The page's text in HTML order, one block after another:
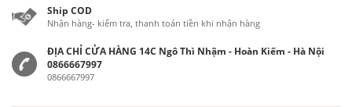
Ship COD
Nhận hàng- kiểm tra, thanh toán tiền khi nhận hàng
ĐỊA CHỈ CỬA HÀNG 14C Ngô Thì Nhậm - Hoàn Kiếm - Hà Nội
0866667997
0866667997